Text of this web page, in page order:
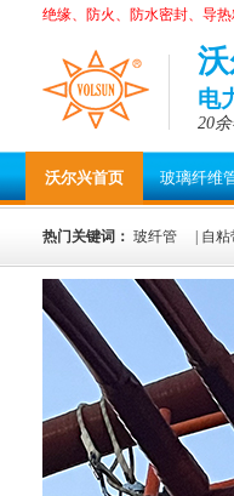
绝缘、防火、防水密封、导
电
20
沃尔兴首页 玻璃纤维
热门关键词： 玻纤管 自粘